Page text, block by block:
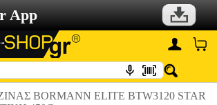
App
BORMANN ELITE BTW3120 STAR